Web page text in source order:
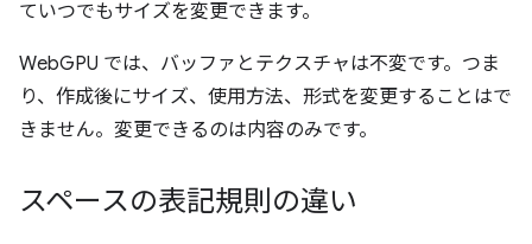
ていつでもサイズを変更できます。
WebGPU では、バッファとテクスチャは不変です。つま
り、作成後にサイズ、使用方法、形式を変更することはで
きません。変更できるのは内容のみです。
スペースの表記規則の違い